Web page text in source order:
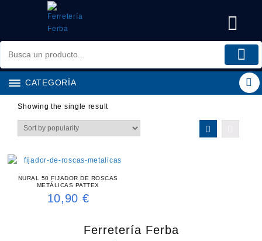
CATEGORÍA
Showing the single result
NURAL 50 FIJADOR DE ROSCAS
METÁLICAS PATTEX
10,90 €
Ferretería Ferba